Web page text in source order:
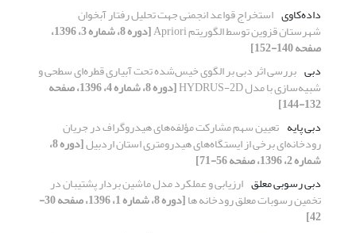
داده‌کاوی استخراج قواعد انجمنی جهت تحلیل رفتار آبخوان
شهرستان قزوین توسط الگوریتم Apriori [دوره 8، شماره 3، 1396،
صفحه 140-152]
دبی بررسی اثر دبی بر الگوی خیس‌شده تحت آبیاری قطره‌ای سطحی و
شبیه‌سازی با مدل HYDRUS-2D [دوره 8، شماره 4، 1396، صفحه
132-144]
دبی پایه تعیین سهم مشارکت مؤلفه‌های هیدروگراف در جریان
رودخانه‌ای برخی از ایستگاه‌های هیدرومتری استان اردبیل [دوره 8،
شماره 2، 1396، صفحه 56-71]
دبی رسوبی معلق ارزیابی و عملکرد مدل ماشین بردار پشتیبان در
تخمین رسوبات معلق رودخانه ها [دوره 8، شماره 1، 1396، صفحه 30-
42]